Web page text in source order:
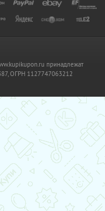
принадлежат
ОГРН 1127747063212